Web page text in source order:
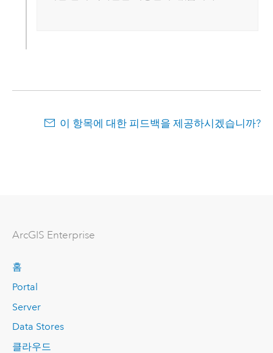
이 항목에 대한 피드백을 제공하시겠습니까?
ArcGIS Enterprise
홈
Portal
Server
Data Stores
클라우드